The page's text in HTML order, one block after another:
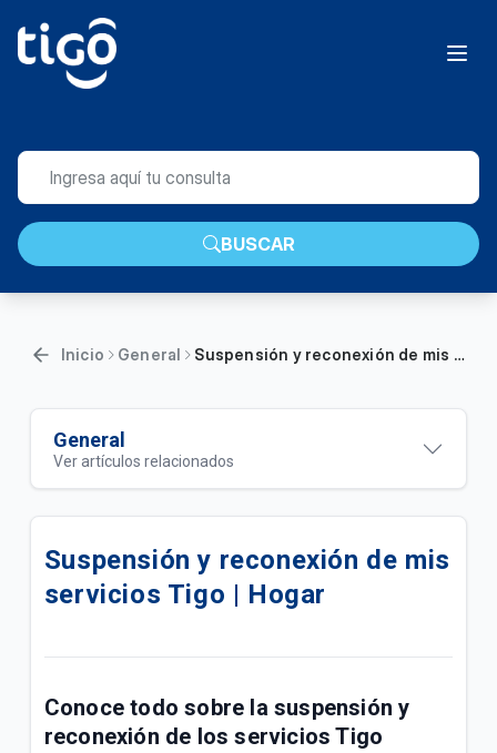
BUSCAR
Inicio General Suspensión y reconexión de mis servicios Tigo | Hogar
General
Ver artículos relacionados
Compra tu celular 5G en cuotas | Móvil
¿Cómo pagar tus facturas de servicios fijos y
móviles con QR de Bre-b en Mi Tigo? | General
Conoce la factura de tu paquete Full Tigo y Full
Tigo + Plus | General
Suspensión y reconexión de mis
servicios Tigo | Hogar
Conoce todo sobre la suspensión y
reconexión de los serviciosTigo